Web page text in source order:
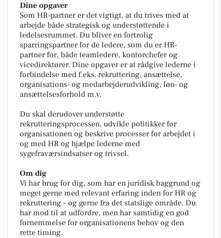
Dine opgaver
Som HR-partner er det vigtigt, at du trives med at
arbejde både strategisk og understøttende i
ledelsesrummet. Du bliver en fortrolig
sparringspartner for de ledere, som du er HR-
partner for, både teamledere, kontorchefer og
vicedirektører. Dine opgaver er at rådgive lederne i
forbindelse med f.eks. rekruttering, ansættelse,
organisations- og medarbejderudvikling, løn- og
ansættelsesforhold m.v.
Du skal derudover understøtte
rekrutteringsprocessen, udvikle politikker for
organisationen og beskrive processer for arbejdet i
og med HR og hjælpe lederne med
sygefraværsindsatser og trivsel.
Om dig
Vi har brug for dig, som har en juridisk baggrund og
meget gerne med relevant erfaring inden for HR og
rekruttering – og gerne fra det statslige område. Du
har mod til at udfordre, men har samtidig en god
fornemmelse for organisationens behov og den
rette timing.